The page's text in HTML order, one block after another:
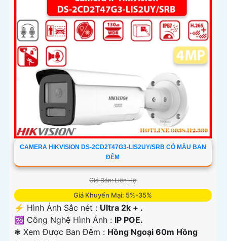
CAMERA HIKVISION DS-2CD2T47G3-LIS2UY/SRB CÓ MÀU BAN
ĐÊM
Giá Bán: Liên Hệ
Giá Khuyến Mại: 5%-35%
️⚡ Hình Ảnh Sắc nét : Ultra 2k + .
🕉️ Công Nghệ Hình Ảnh : IP POE.
❃ Xem Được Ban Đêm : Hồng Ngoại 60m Hồng